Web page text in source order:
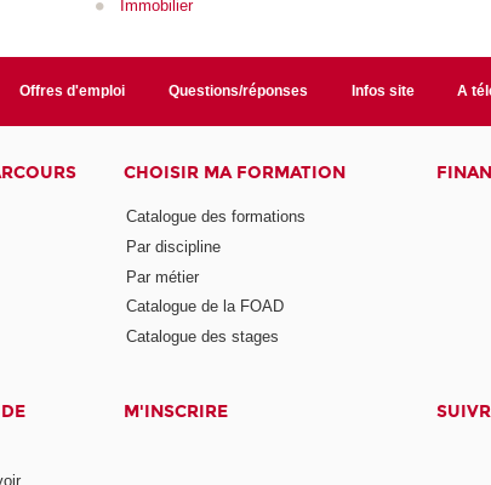
Immobilier
Offres d'emploi Questions/réponses Infos site A
CHOISIR MA FORMATION
Catalogue des formations
Par discipline
Par métier
Catalogue de la FOAD
Catalogue des stages
M'INSCRIRE